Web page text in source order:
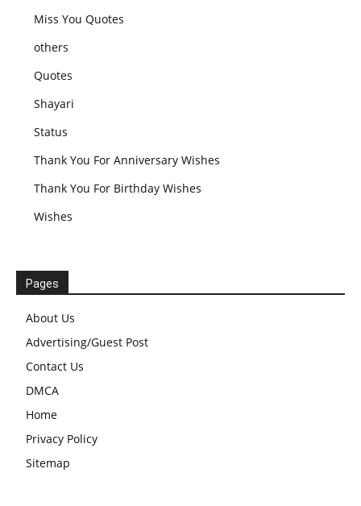
Miss You Quotes
others
Quotes
Shayari
Status
Thank You For Anniversary Wishes
Thank You For Birthday Wishes
Wishes
Pages
About Us
Advertising/Guest Post
Contact Us
DMCA
Home
Privacy Policy
Sitemap